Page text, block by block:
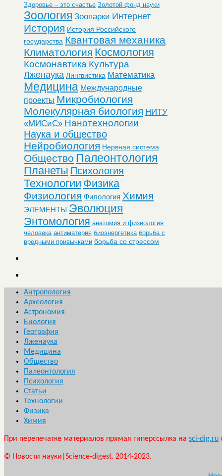
Здоровье – это счастье Золотой фонд науки
Зоология Зоопарки Интернет
История История Российского
государства Квантовая механика
Климатология Космология
Космонавтика Культура
Лженаука Лингвистика Математика
Медицина Международные
проекты Микробиология
Молекулярная биология НИТУ
«МИСиС» Нанотехнологии
Наука и общество
Нейробиология Нервная система
Общество Палеонтология
Планеты Психология
Технологии Физика
Физиология Филология Химия
ЭЛЕМЕНТЫ Эволюция
Энтомология анатомия и физиология
человека антиматерия биоэнергетика борьба с
вредными привычками борьба со стрессом
Антропология
Археология
Астрономия
Биология
География
Лженаука
Медицина
Общество
Палеонтология
Психология
Статьи
Технологии
Физика
Химия
При перепечатке материалов прямая гиперссылка на sci-dig.ru
© Новости науки|Science-digest. 2014-2023.